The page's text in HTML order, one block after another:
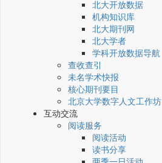
北大开放数据
机构知识库
北大期刊网
北大学者
学科开放数据导航
查收查引
未名学术快报
核心期刊要目
北京大学数字人文工作坊
互动交流
阅读服务
阅读活动
读书分享